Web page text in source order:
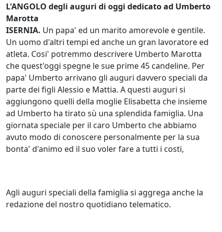
L'ANGOLO degli auguri di oggi dedicato ad Umberto
Marotta
ISERNIA. Un papa' ed un marito amorevole e gentile.
Un uomo d'altri tempi ed anche un gran lavoratore ed
atleta. Cosi' potremmo descrivere Umberto Marotta
che quest'oggi spegne le sue prime 45 candeline. Per
papa' Umberto arrivano gli auguri davvero speciali da
parte dei figli Alessio e Mattia. A questi auguri si
aggiungono quelli della moglie Elisabetta che insieme
ad Umberto ha tirato sù una splendida famiglia. Una
giornata speciale per il caro Umberto che abbiamo
avuto modo di conoscere personalmente per la sua
bonta' d'animo ed il suo voler fare a tutti i costi,
Agli auguri speciali della famiglia si aggrega anche la
redazione del nostro quotidiano telematico.